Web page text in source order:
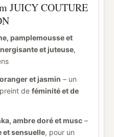
JUICY COUTURE
pamplemousse et
et juteuse,
et jasmin – un
de féminité et de
ambre doré et musc –
et sensuelle, pour un